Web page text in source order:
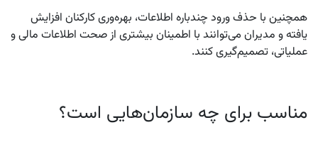
همچنین با حذف ورود چندباره اطلاعات، بهره‌وری کارکنان افزایش
یافته و مدیران می‌توانند با اطمینان بیشتری از صحت اطلاعات مالی و
عملیاتی، تصمیم‌گیری کنند.
مناسب برای چه سازمان‌هایی است؟